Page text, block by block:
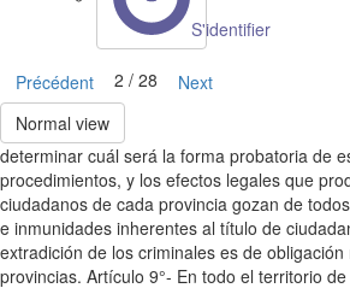
S'identifier
Précédent 2 / 28
Next
Normal view
determinar cuál será la forma probatoria de
procedimientos, y los efectos legales que
ciudadanos de cada provincia gozan de
e inmunidades inherentes al título de
extradición de los criminales es de
provincias. Artículo 9°- En todo el territorio